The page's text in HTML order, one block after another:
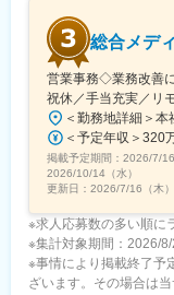
総合メデ
営業事務◇業務改善
祝休／手当充実／リ
掲載予定期間： 2026/7/16
2026/10/14（水）
更新日： 2026/7/16（木）
※求人応募数の多い順に
※集計対象期間：2026/8/
※事情により掲載終了予
ざいます。その場合は